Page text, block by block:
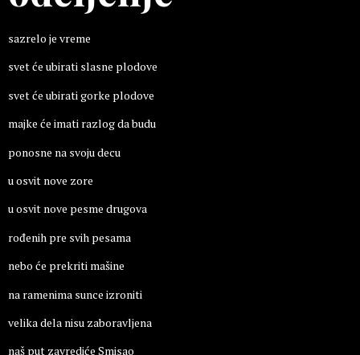
sazrelo je vreme
svet će ubirati slasne plodove
svet će ubirati gorke plodove
majke će imati razlog da budu
ponosne na svoju decu
u osvit nove zore
u osvit nove pesme drugova
rođenih pre svih pesama
nebo će prekriti mašine
na ramenima sunce izroniti
velika dela nisu zaboravljena
naš put zavrediće Smisao